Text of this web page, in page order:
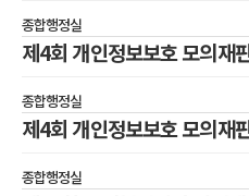
종합행정실
제4회 개인정보보호 모의재
종합행정실
제4회 개인정보보호 모의재
종합행정실